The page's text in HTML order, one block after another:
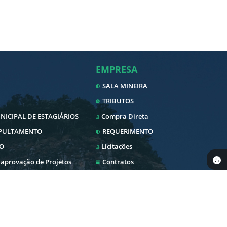
DE ESTAGIÁRIOS
de Projetos
EMPRESA
SALA MINEIRA
TRIBUTOS
Compra Direta
REQUERIMENTO
Licitações
Contratos